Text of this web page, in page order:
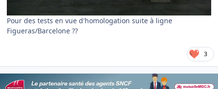
Pour des tests en vue d'homologation suite à ligne
Figueras/Barcelone ??
3